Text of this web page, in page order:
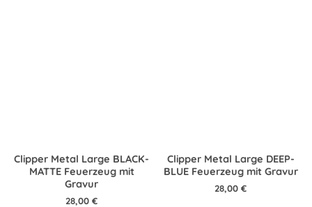
Clipper Metal Large BLACK-
MATTE Feuerzeug mit
Gravur
28,00 €
Clipper Metal Large DEEP-
BLUE Feuerzeug mit Gravur
28,00 €